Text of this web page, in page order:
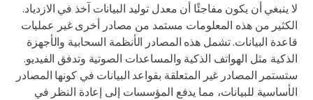
لا ينبغي أن يكون مفاجئًا أن معدل توليد البيانات آخذ في الازدياد.
الكثير من هذه المعلومات مستمد من مصادر أخرى غير عمليات
قاعدة البيانات. تشمل هذه المصادر الأنظمة السحابية والأجهزة
الذكية مثل الهواتف الذكية والمساعدات الصوتية وتدفق الفيديو.
ستستمر المصادر غير المتعلقة بقواعد البيانات في كونها المصادر
الأساسية للبيانات، مما يدفع المؤسسات إلى إعادة النظر في